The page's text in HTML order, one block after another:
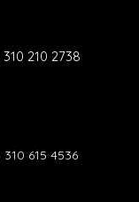
210 2738
310 615 4536